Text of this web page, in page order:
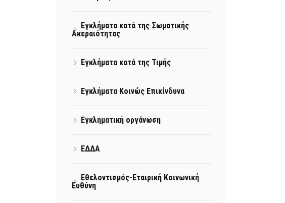
Εγκλήματα κατά της Σωματικής
Ακεραιότητας
Εγκλήματα κατά της Τιμής
Εγκλήματα Κοινώς Επικίνδυνα
Εγκληματική οργάνωση
ΕΔΔΑ
Εθελοντισμός-Εταιρική Κοινωνική
Ευθύνη